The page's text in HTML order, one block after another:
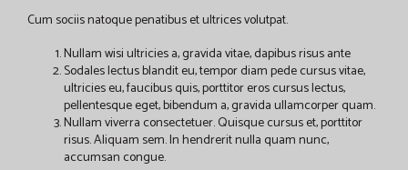
Cum sociis natoque penatibus et ultrices volutpat.
Nullam wisi ultricies a, gravida vitae, dapibus risus ante
Sodales lectus blandit eu, tempor diam pede cursus vitae,
ultricies eu, faucibus quis, porttitor eros cursus lectus,
pellentesque eget, bibendum a, gravida ullamcorper quam.
Nullam viverra consectetuer. Quisque cursus et, porttitor
risus. Aliquam sem. In hendrerit nulla quam nunc,
accumsan congue.